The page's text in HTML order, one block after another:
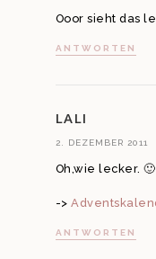
Ooor sieht das
ANTWORTEN
LALI
2. DEZEMBER 2011
Oh,wie lecker. 🙂
->
ANTWORTEN